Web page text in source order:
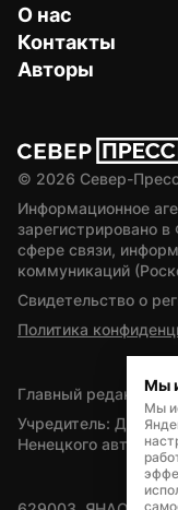
О нас
Контакты
Авторы
© 2026 Север-
Информационное
зарегистрировано
сфере связи,
коммуникаций
Свидетельство о
Политика
Главный редактор
Учредитель:
Ненецкого
Мы
Мы